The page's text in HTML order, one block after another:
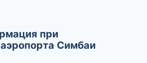
при
Симбаи